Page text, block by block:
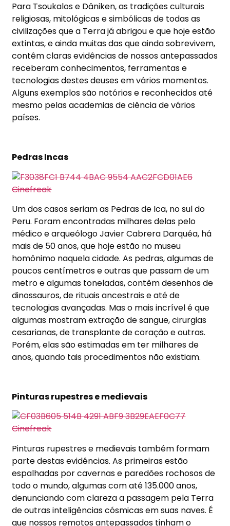
Para Tsoukalos e Däniken, as tradições culturais
religiosas, mitológicas e simbólicas de todas as
civilizações que a Terra já abrigou e que hoje estão
extintas, e ainda muitas das que ainda sobrevivem,
contêm claras evidências de nossos antepassados
receberam conhecimentos, ferramentas e
tecnologias destes deuses em vários momentos.
Alguns exemplos são notórios e reconhecidos até
mesmo pelas academias de ciência de vários
países.
Pedras Incas
Um dos casos seriam as Pedras de Ica, no sul do
Peru. Foram encontradas milhares delas pelo
médico e arqueólogo Javier Cabrera Darquéa, há
mais de 50 anos, que hoje estão no museu
homônimo naquela cidade. As pedras, algumas de
poucos centímetros e outras que passam de um
metro e algumas toneladas, contêm desenhos de
dinossauros, de rituais ancestrais e até de
tecnologias avançadas. Mas o mais incrível é que
algumas mostram extração de sangue, cirurgias
cesarianas, de transplante de coração e outras.
Porém, elas são estimadas em ter milhares de
anos, quando tais procedimentos não existiam.
Pinturas rupestres e medievais
Pinturas rupestres e medievais também formam
parte destas evidências. As primeiras estão
espalhadas por cavernas e paredões rochosos de
todo o mundo, algumas com até 135.000 anos,
denunciando com clareza a passagem pela Terra
de outras inteligências cósmicas em suas naves. É
que nossos remotos antepassados tinham o